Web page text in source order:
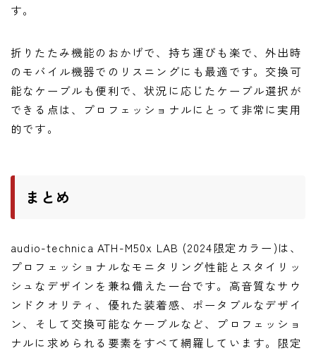
す。
折りたたみ機能のおかげで、持ち運びも楽で、外出時
のモバイル機器でのリスニングにも最適です。交換可
能なケーブルも便利で、状況に応じたケーブル選択が
できる点は、プロフェッショナルにとって非常に実用
的です。
まとめ
audio-technica ATH-M50x LAB (2024限定カラー)は、
プロフェッショナルなモニタリング性能とスタイリッ
シュなデザインを兼ね備えた一台です。高音質なサウ
ンドクオリティ、優れた装着感、ポータブルなデザイ
ン、そして交換可能なケーブルなど、プロフェッショ
ナルに求められる要素をすべて網羅しています。限定